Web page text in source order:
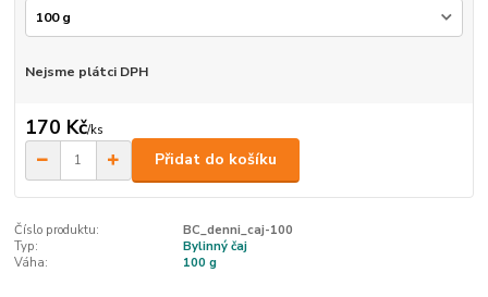
Nejsme plátci DPH
170 Kč/ks
Přidat do košíku
Číslo produktu:
BC_denni_caj-100
Typ:
Bylinný čaj
Váha:
100 g